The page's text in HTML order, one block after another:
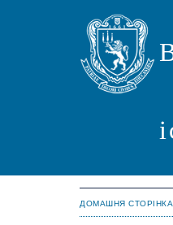
ДОМАШНЯ СТОРІНКА